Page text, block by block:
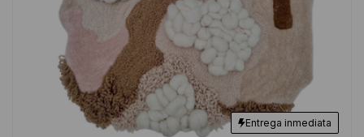
Entrega inmediata